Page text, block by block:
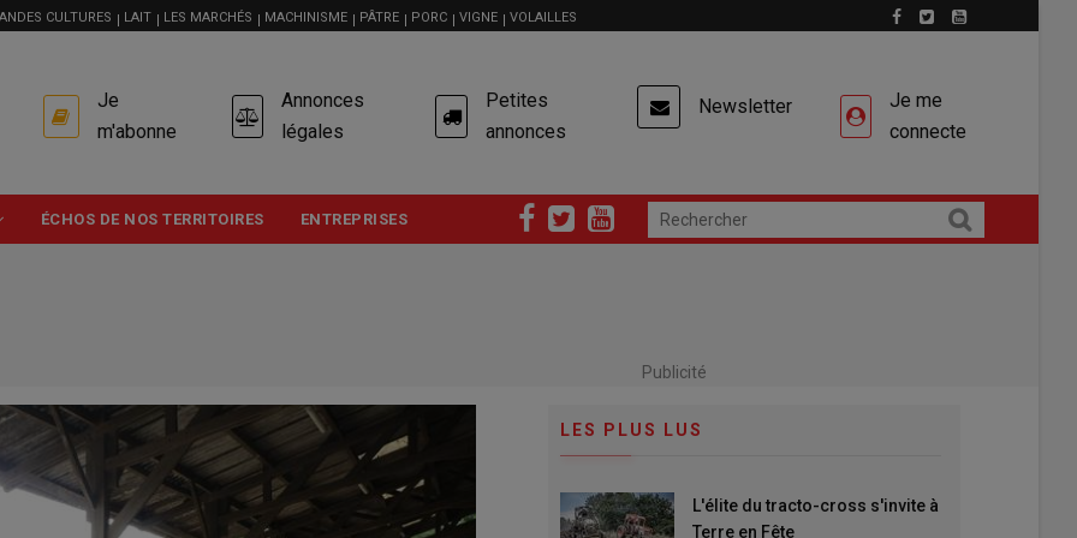
CULTURES LAIT LES MARCHÉS MACHINISME PÂTRE PORC VIGNE VOLAILLES
USER
ACCOUNT
MENU
Je
m'abonne
Annonces
légales
Petites
annonces
Newsletter
Je me
connecte
ÉCHOS DE NOS TERRITOIRES ENTREPRISES
Publicité
LES PLUS LUS
L'élite du tracto-cross s'invite à
Terre en Fête